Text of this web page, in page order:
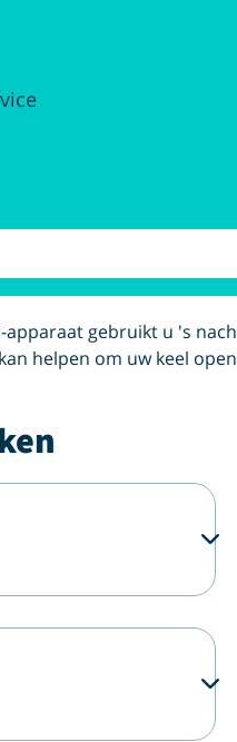
apparaat gebruikt u 's
helpen om uw keel